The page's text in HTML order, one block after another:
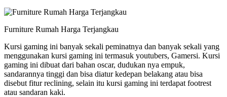
Furniture Rumah Harga Terjangkau
Kursi gaming ini banyak sekali peminatnya dan banyak sekali yang
menggunakan kursi gaming ini termasuk youtubers, Gamersi. Kursi
gaming ini dibuat dari bahan oscar, dudukan nya empuk,
sandarannya tinggi dan bisa diatur kedepan belakang atau bisa
disebut fitur reclining, selain itu kursi gaming ini terdapat footrest
atau sandaran kaki.